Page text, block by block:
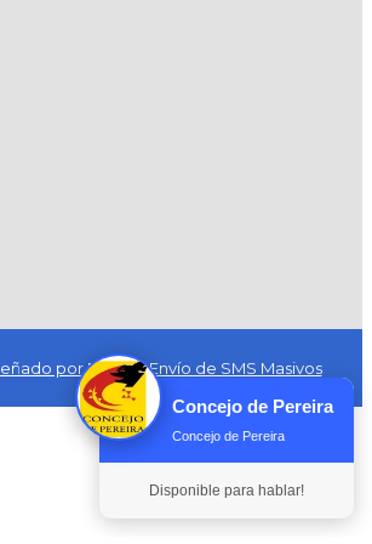
por Exus™|Envío de SMS Masivos